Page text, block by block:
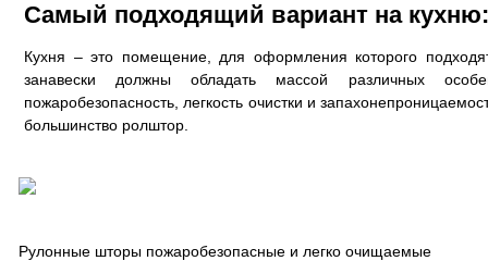
Самый подходящий вариант на
Кухня – это помещение, для оформления которого
занавески должны обладать массой различных
пожаробезопасность, легкость очистки и
большинство ролштор.
Рулонные шторы пожаробезопасные и легко очищаемые